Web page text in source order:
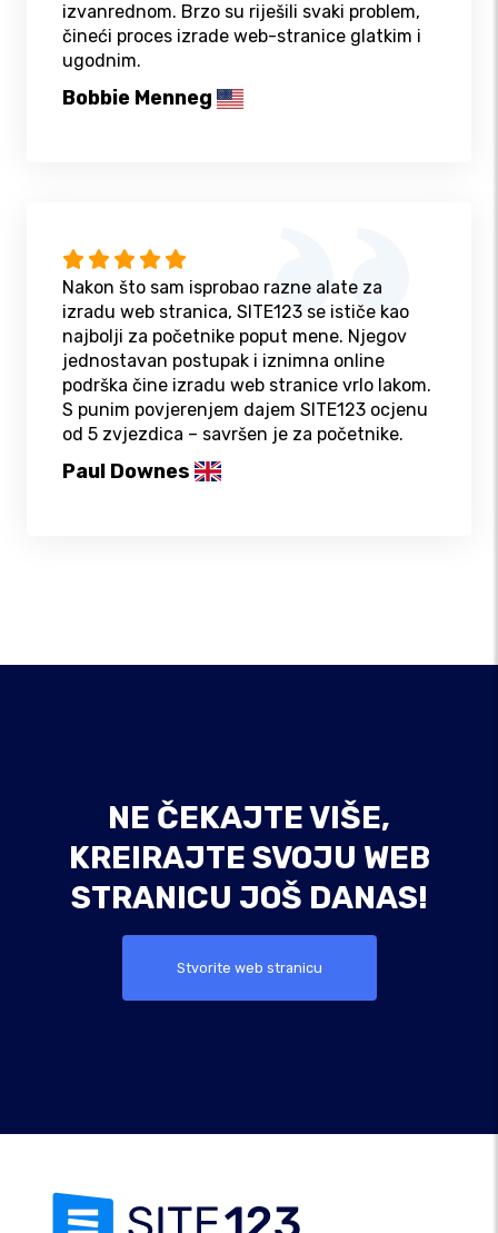
izvanrednom. Brzo su riješili svaki problem,
čineći proces izrade web-stranice glatkim i
ugodnim.
Bobbie Menneg
Nakon što sam isprobao razne alate za
izradu web stranica, SITE123 se ističe kao
najbolji za početnike poput mene. Njegov
jednostavan postupak i iznimna online
podrška čine izradu web stranice vrlo lakom.
S punim povjerenjem dajem SITE123 ocjenu
od 5 zvjezdica – savršen je za početnike.
Paul Downes
NE ČEKAJTE VIŠE,
KREIRAJTE SVOJU WEB
STRANICU JOŠ DANAS!
Stvorite web stranicu